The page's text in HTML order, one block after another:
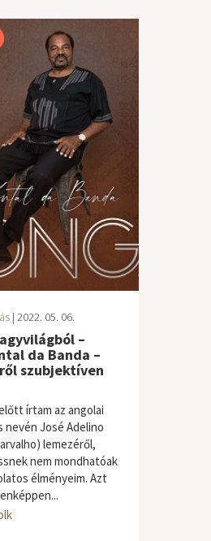
| 2022. 05. 06.
–
da Banda –
szubjektíven
írtam az angolai
nevén José Adelino
lemezéről,
nem mondhatóak
élményeim. Azt